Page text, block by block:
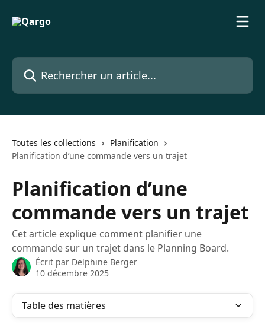
Rechercher un article...
Toutes les collections
Planification
Planification d’une commande vers un trajet
Planification d’une
commande vers un trajet
Cet article explique comment planifier une
commande sur un trajet dans le Planning Board.
Écrit par Delphine Berger
10 décembre 2025
Table des matières